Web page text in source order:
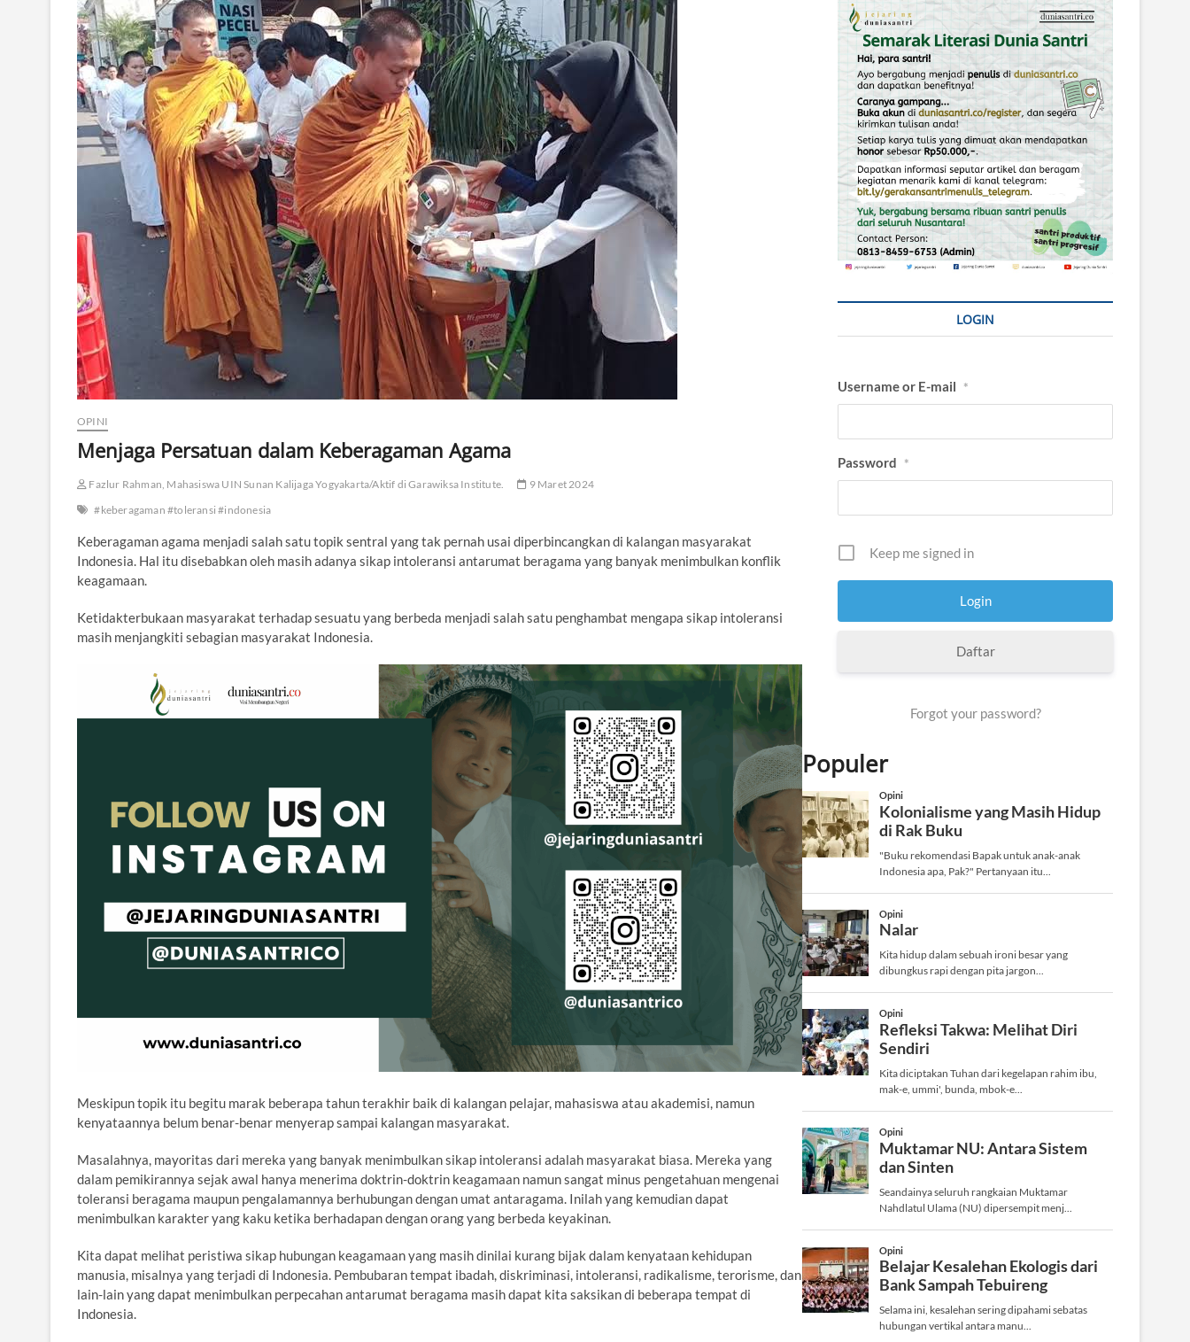
OPINI
Menjaga Persatuan dalam Keberagaman Agama
Fazlur Rahman, Mahasiswa UIN Sunan Kalijaga Yogyakarta/Aktif di Garawiksa Institute.
9 Maret 2024
#keberagaman #toleransi #indonesia
Keberagaman agama menjadi salah satu topik sentral yang tak pernah usai diperbincangkan di kalangan masyarakat
Indonesia. Hal itu disebabkan oleh masih adanya sikap intoleransi antarumat beragama yang banyak menimbulkan konflik
keagamaan.
Ketidakterbukaan masyarakat terhadap sesuatu yang berbeda menjadi salah satu penghambat mengapa sikap intoleransi
masih menjangkiti sebagian masyarakat Indonesia.
Meskipun topik itu begitu marak beberapa tahun terakhir baik di kalangan pelajar, mahasiswa atau akademisi, namun
kenyataannya belum benar-benar menyerap sampai kalangan masyarakat.
Masalahnya, mayoritas dari mereka yang banyak menimbulkan sikap intoleransi adalah masyarakat biasa. Mereka yang
dalam pemikirannya sejak awal hanya menerima doktrin-doktrin keagamaan namun sangat minus pengetahuan mengenai
toleransi beragama maupun pengalamannya berhubungan dengan umat antaragama. Inilah yang kemudian dapat
menimbulkan karakter yang kaku ketika berhadapan dengan orang yang berbeda keyakinan.
Kita dapat melihat peristiwa sikap hubungan keagamaan yang masih dinilai kurang bijak dalam kenyataan kehidupan
manusia, misalnya yang terjadi di Indonesia. Pembubaran tempat ibadah, diskriminasi, intoleransi, radikalisme, terorisme, dan
lain-lain yang dapat menimbulkan perpecahan antarumat beragama masih dapat kita saksikan di beberapa tempat di
Indonesia.
LOGIN
Username or E-mail *
Password *
Keep me signed in
Daftar
Forgot your password?
Populer